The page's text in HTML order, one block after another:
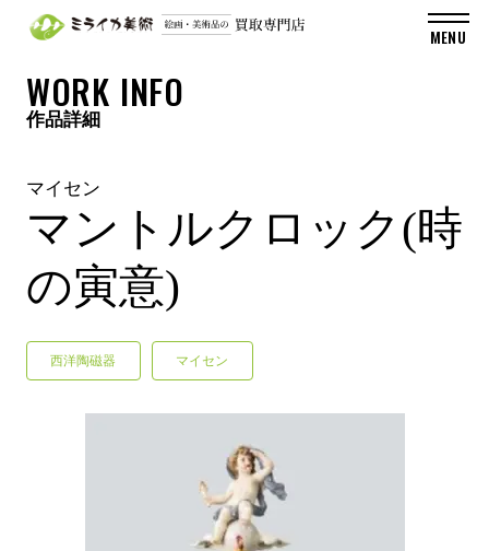
WORK INFO
作品詳細
マイセン
マントルクロック(時
の寅意)
西洋陶磁器 マイセン